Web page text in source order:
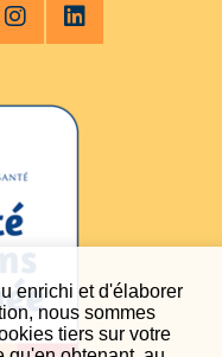
enrichi et d'élaborer
nous sommes
tiers sur votre